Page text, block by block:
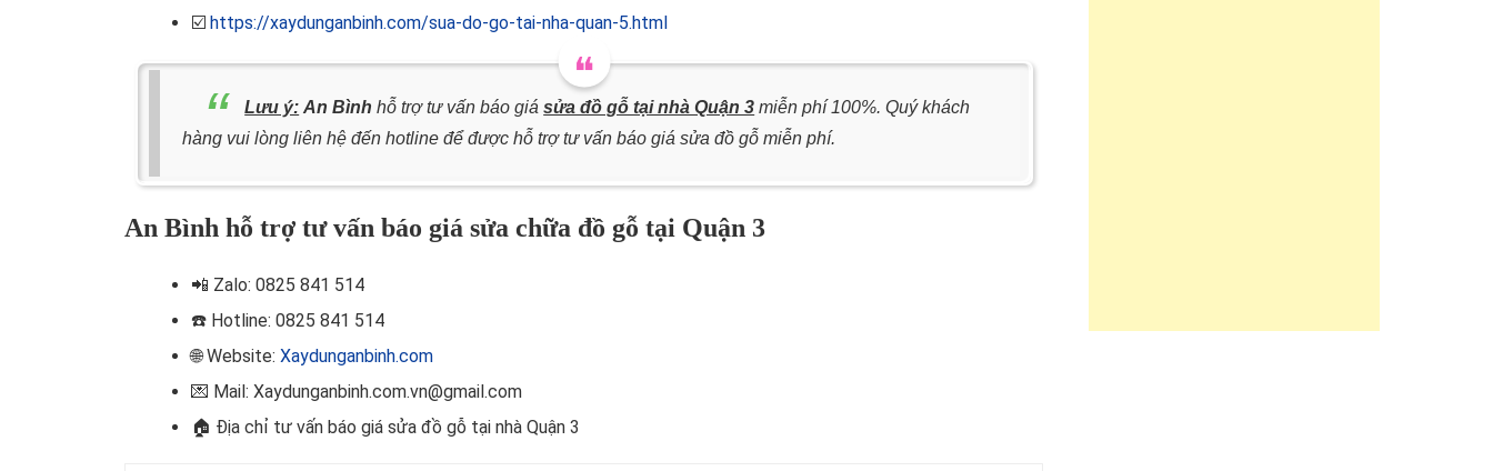
☑️ https://xaydunganbinh.com/sua-do-go-tai-nha-quan-5.html
Lưu ý: An Bình hỗ trợ tư vấn báo giásửa đồ gỗ tại nhà Quận 3 miễn phí 100%. Quý khách
hàng vui lòng liên hệ đến hotline để được hỗ trợ tư vấn báo giá sửa đồ gỗ miễn phí.
An Bình hỗ trợ tư vấn báo giá sửa chữa đồ gỗ tại Quận 3
📲 Zalo: 0825 841 514
☎️ Hotline: 0825 841 514
🌐 Website: Xaydunganbinh.com
💌 Mail: Xaydunganbinh.com.vn@gmail.com
🏠 Địa chỉ tư vấn báo giá sửa đồ gỗ tại nhà Quận 3